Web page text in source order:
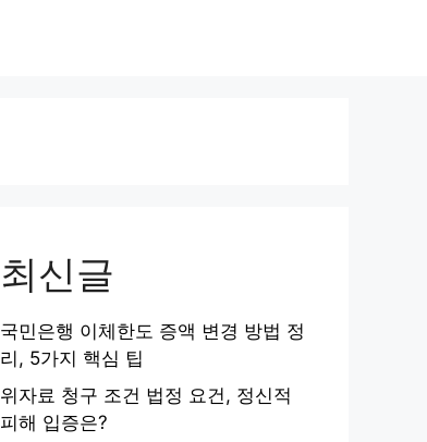
최신글
국민은행 이체한도 증액 변경 방법 정
리, 5가지 핵심 팁
위자료 청구 조건 법정 요건, 정신적
피해 입증은?